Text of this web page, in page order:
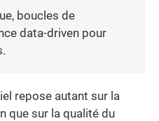
boucles de
data-driven pour
repose autant sur la
que sur la qualité du